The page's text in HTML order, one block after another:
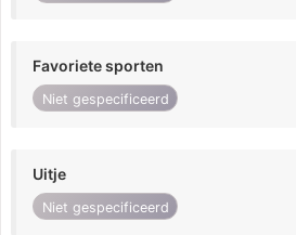
Favoriete sporten
Niet gespecificeerd
Uitje
Niet gespecificeerd